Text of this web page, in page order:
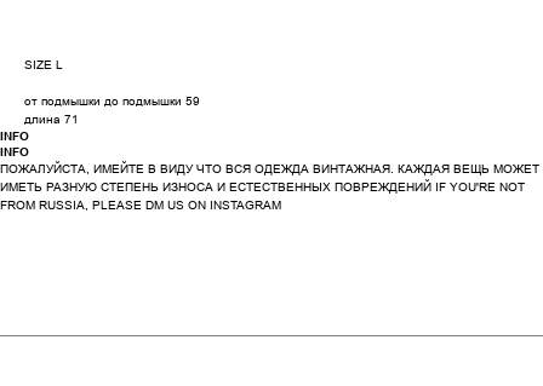
SIZE L
от подмышки до подмышки 59
длина 71
INFO
INFO
ПОЖАЛУЙСТА, ИМЕЙТЕ В ВИДУ ЧТО ВСЯ ОДЕЖДА ВИНТАЖНАЯ. КАЖДАЯ ВЕЩЬ МОЖЕТ
ИМЕТЬ РАЗНУЮ СТЕПЕНЬ ИЗНОСА И ЕСТЕСТВЕННЫХ ПОВРЕЖДЕНИЙ IF YOU'RE NOT
FROM RUSSIA, PLEASE DM US ON INSTAGRAM
We create digital spaces We create digital spaces We